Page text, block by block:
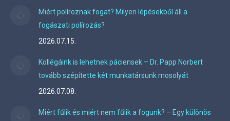
Miért políroznak fogat? Milyen lépésekből áll a
fogászati polírozás?
2026.07.15.
Kollégáink is lehetnek páciensek – Dr. Papp Norbert
tovább szépítette két munkatársunk mosolyát
2026.07.08.
Miért fűlik és miért nem fűlik a fogunk? – Egy különös